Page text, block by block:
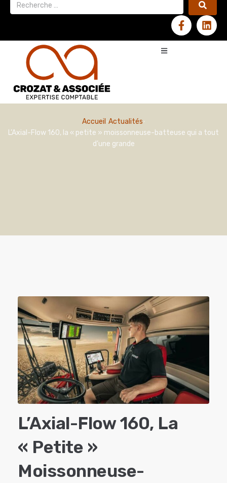
Accueil Actualités
L’Axial-Flow 160, la « petite » moissonneuse-batteuse qui a tout
d’une grande
L’Axial-Flow 160, La
« Petite »
Moissonneuse-